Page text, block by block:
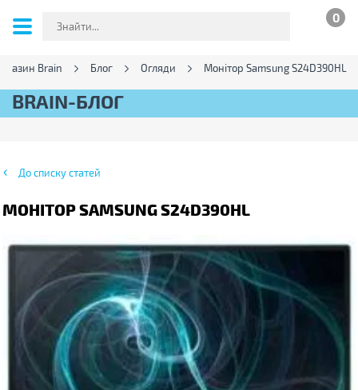
0
Brain Блог Огляди Монітор Samsung S24D390HL
BRAIN-БЛОГ
До списку статей
МОНІТОР SAMSUNG S24D390HL